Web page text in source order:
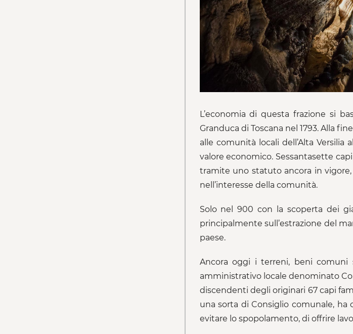
L’economia di questa frazione si
Granduca di Toscana nel 1793. Alla
alle comunità locali dell’Alta
valore economico. Sessantasette
tramite uno statuto ancora in
nell’interesse della comunità.
Solo nel 900 con la scoperta dei
principalmente sull’estrazione del
paese.
Ancora oggi i terreni, beni
amministrativo locale denominato
discendenti degli originari 67 capi
una sorta di Consiglio comunale, ha
evitare lo spopolamento, di offrire